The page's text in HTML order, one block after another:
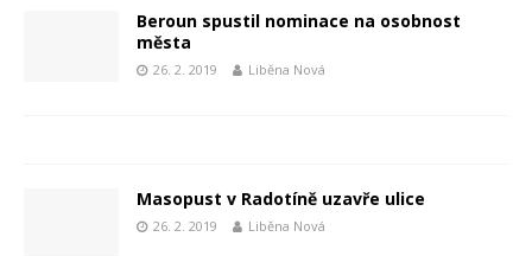
Beroun spustil nominace na osobnost
města
26. 2. 2019 Liběna Nová
Masopust v Radotíně uzavře ulice
26. 2. 2019 Liběna Nová